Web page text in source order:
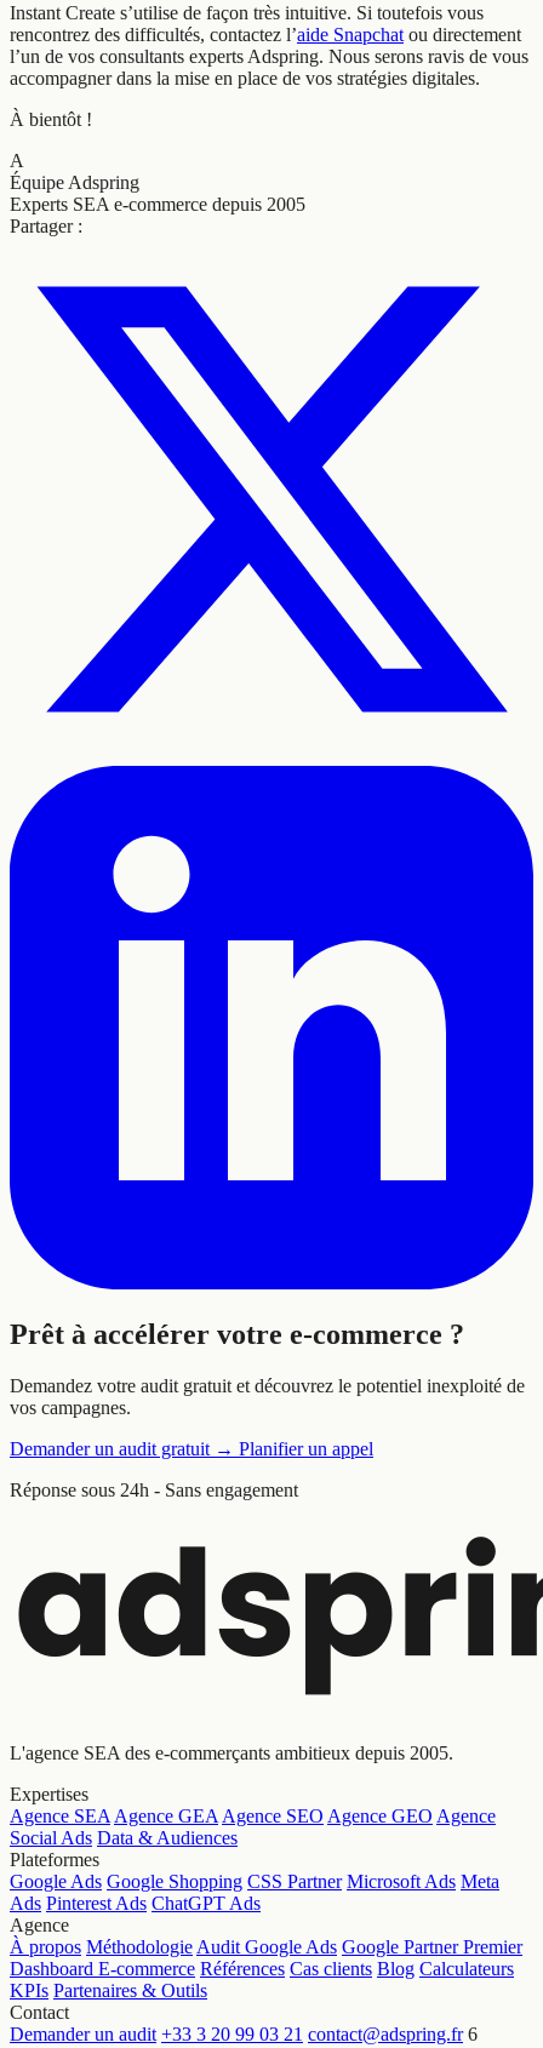
Instant Create s’utilise de façon très intuitive. Si toutefois vous
rencontrez des difficultés, contactez l’aide Snapchat ou directement
l’un de vos consultants experts Adspring. Nous serons ravis de vous
accompagner dans la mise en place de vos stratégies digitales.
À bientôt !
A
Équipe Adspring
Experts SEA e-commerce depuis 2005
Partager :
Prêt à accélérer votre e-commerce ?
Demandez votre audit gratuit et découvrez le potentiel inexploité de
vos campagnes.
Demander un audit gratuit → Planifier un appel
Réponse sous 24h - Sans engagement
L'agence SEA des e-commerçants ambitieux depuis 2005.
Expertises
Agence SEA Agence GEA Agence SEO Agence GEO Agence
Social Ads Data & Audiences
Plateformes
Google Ads Google Shopping CSS Partner Microsoft Ads Meta
Ads Pinterest Ads ChatGPT Ads
Agence
À propos Méthodologie Audit Google Ads Google Partner Premier
Dashboard E-commerce Références Cas clients Blog Calculateurs
KPIs Partenaires & Outils
Contact
Demander un audit +33 3 20 99 03 21 contact@adspring.fr 6